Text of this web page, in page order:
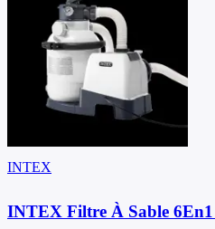
INTEX
INTEX Filtre À Sable